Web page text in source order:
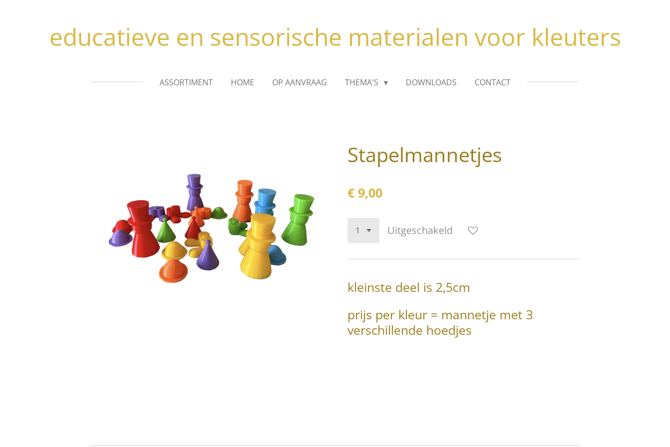
educatieve en sensorische materialen voor kleuters
ASSORTIMENT HOME OP AANVRAAG THEMA'S DOWNLOADS CONTACT
Stapelmannetjes
€ 9,00
Uitgeschakeld
kleinste deel is 2,5cm
prijs per kleur = mannetje met 3
verschillende hoedjes